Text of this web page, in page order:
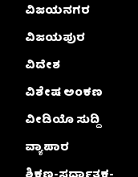
ವಿಜಯನಗರ
ವಿಜಯಪುರ
ವಿದೇಶ
ವಿಶೇಷ ಅಂಕಣ
ವೀಡಿಯೊ ಸುದ್ದಿ
ವ್ಯಾಪಾರ